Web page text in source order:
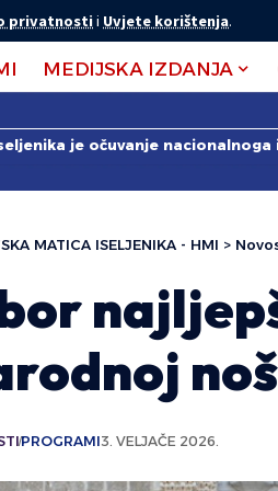
privatnostii Uvjete korištenja.
MEDIJSKA IZDANJA
je očuvanje
MATICA ISELJENIKA - HMI >
PROGRAMI3. VELJAČE 2026.